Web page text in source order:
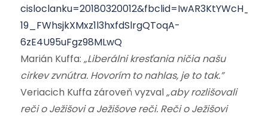
cisloclanku=20180320012&fbclid=IwAR3KtYWcH_U-
19_FWhsjkXMxz1l3hxfdSlrgQToqA-
6zE4U95uFgz98MLwQ
Marián Kuffa: „Liberálni kresťania ničia našu
cirkev zvnútra. Hovorím to nahlas, je to tak.”
Veriacich Kuffa zároveň vyzval„aby rozlišovali
reči o Ježišovi a Ježišove reči. Reči o Ježišovi